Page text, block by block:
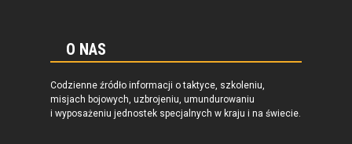
O NAS
Codzienne źródło informacji o taktyce, szkoleniu,
misjach bojowych, uzbrojeniu, umundurowaniu
i wyposażeniu jednostek specjalnych w kraju i na świecie.